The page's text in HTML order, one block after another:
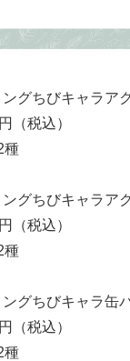
ングちびキャラア
（税込）
種
ングちびキャラア
（税込）
種
ングちびキャラ缶
（税込）
種